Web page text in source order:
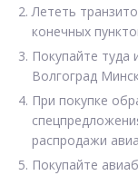
Лететь
конечных
Покупайте туда
Волгоград
При покупке
распродажи
Покупайте